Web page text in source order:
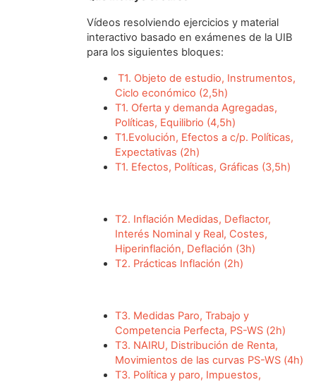
Vídeos resolviendo ejercicios y material
interactivo basado en exámenes de la UIB
para los siguientes bloques:
T1. Objeto de estudio, Instrumentos,
Ciclo económico (2,5h)
T1. Oferta y demanda Agregadas,
Políticas, Equilibrio (4,5h)
T1.Evolución, Efectos a c/p. Políticas,
Expectativas (2h)
T1. Efectos, Políticas, Gráficas (3,5h)
T2. Inflación Medidas, Deflactor,
Interés Nominal y Real, Costes,
Hiperinflación, Deflación (3h)
T2. Prácticas Inflación (2h)
T3. Medidas Paro, Trabajo y
Competencia Perfecta, PS-WS (2h)
T3. NAIRU, Distribución de Renta,
Movimientos de las curvas PS-WS (4h)
T3. Política y paro, Impuestos,